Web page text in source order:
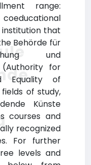
range:
that
Behörde für
und
(Authority for
Equality of
of study,
Künste
courses and
recognized
For further
levels and